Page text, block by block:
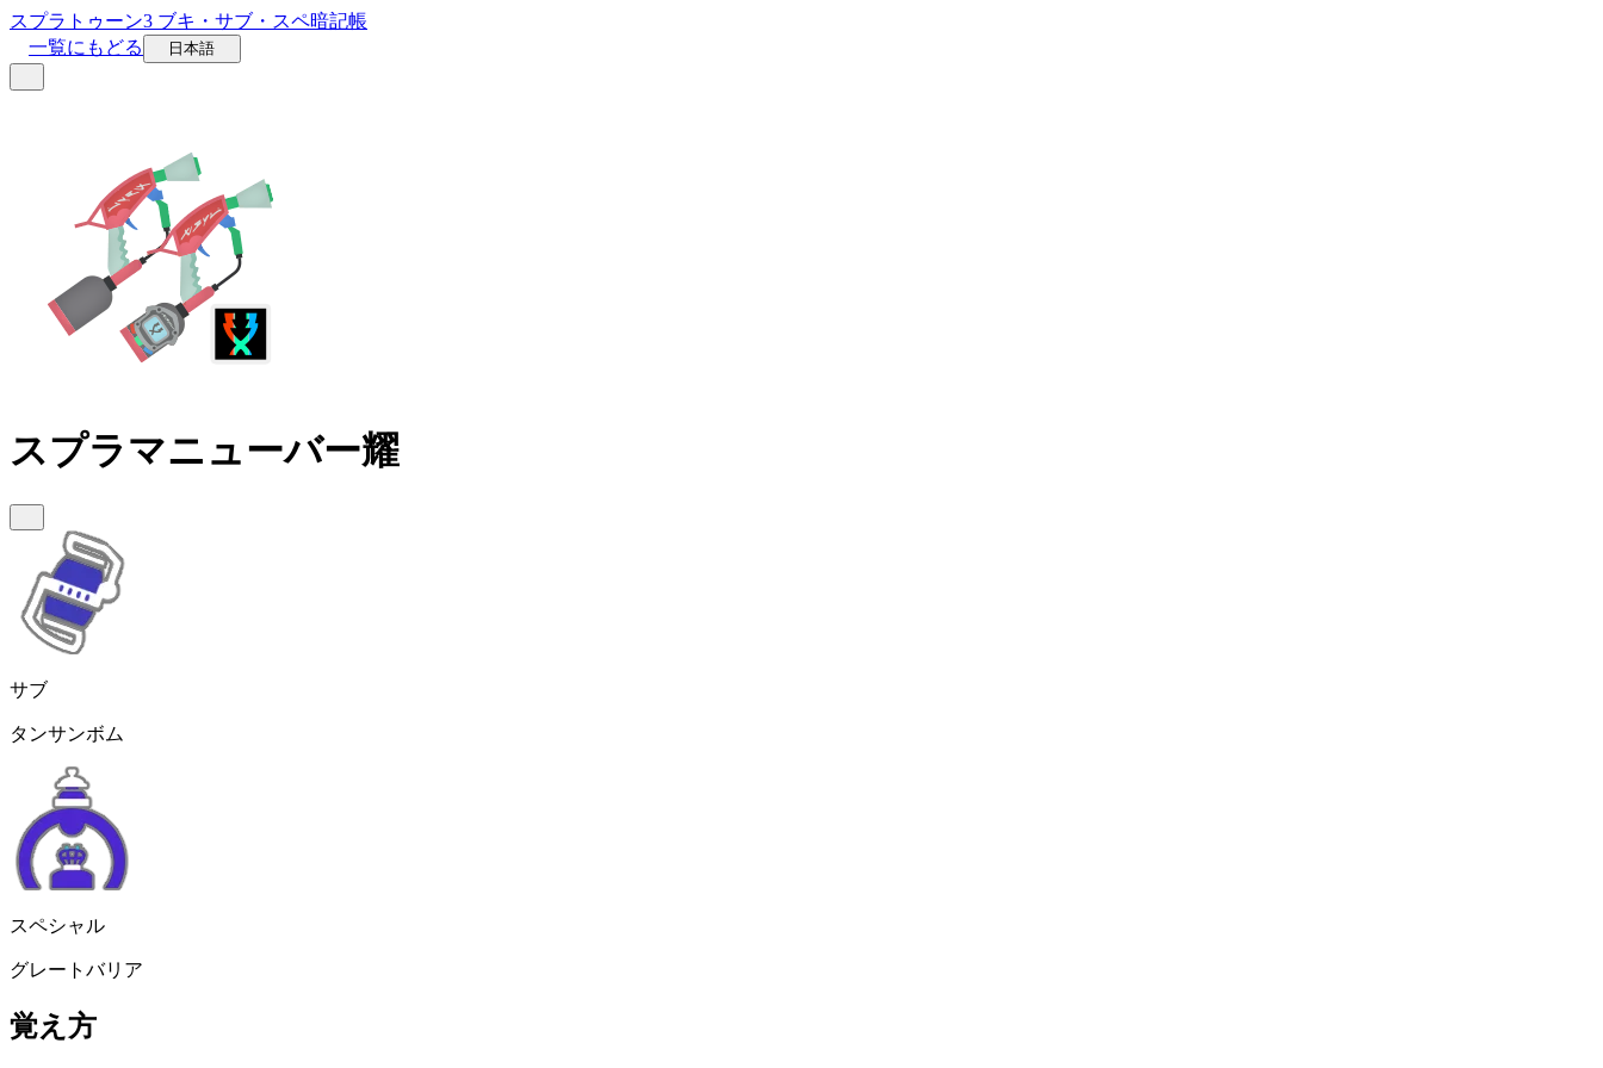
スプラトゥーン3 ブキ・サブ・スペ暗記帳
一覧にもどる
日本語
スプラマニューバー耀
サブ
タンサンボム
スペシャル
グレートバリア
覚え方